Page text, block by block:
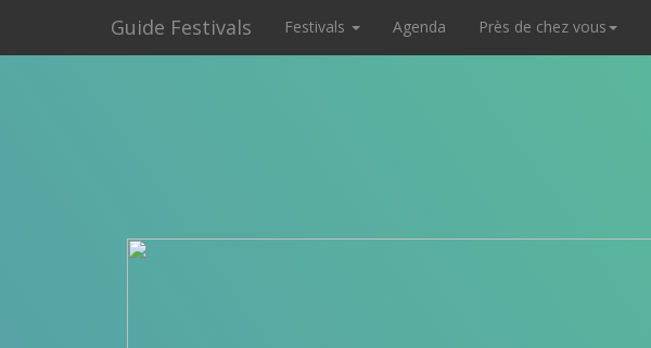
Guide Festivals Festivals Agenda Près de chez vous